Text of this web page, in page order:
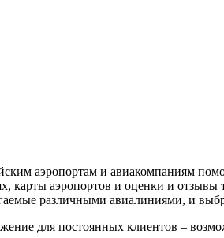
аэропортам и авиакомпаниям
карты аэропортов и оценки и отзывы
различными авиалиниями, и
для постоянных клиентов –